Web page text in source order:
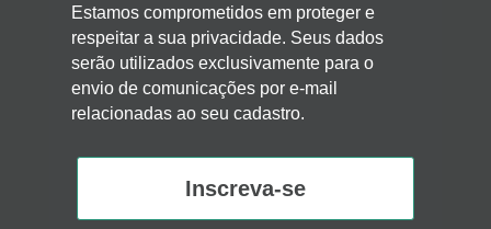
Estamos comprometidos em proteger e
respeitar a sua privacidade. Seus dados
serão utilizados exclusivamente para o
envio de comunicações por e-mail
relacionadas ao seu cadastro.
Inscreva-se